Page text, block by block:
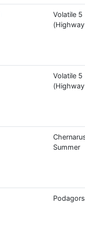
Volatile 5
Volatile 5
Summer